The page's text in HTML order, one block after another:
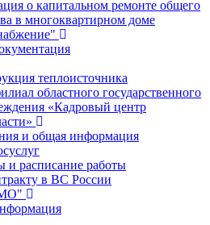
о капитальном ремонте общего
в многоквартирном доме
теплоисточника
областного государственного
«Кадровый центр
и общая информация
и расписание работы
в ВС России